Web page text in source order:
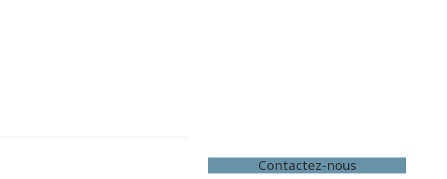
Contactez-nous